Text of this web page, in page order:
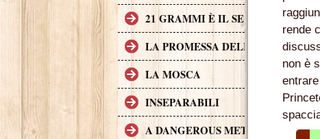
21 GRAMMI È IL SECONDO FILM
LA PROMESSA DELL'ASSASSINO
LA MOSCA
INSEPARABILI
A DANGEROUS METHOD
rende
non è